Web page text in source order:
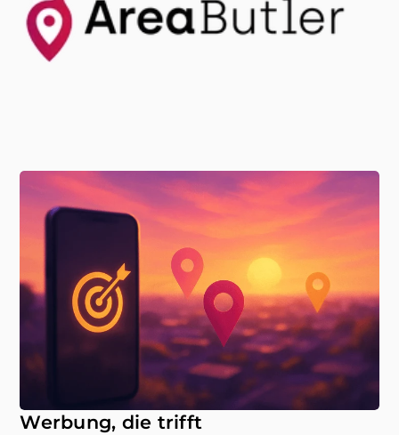
Werbung, die trifft